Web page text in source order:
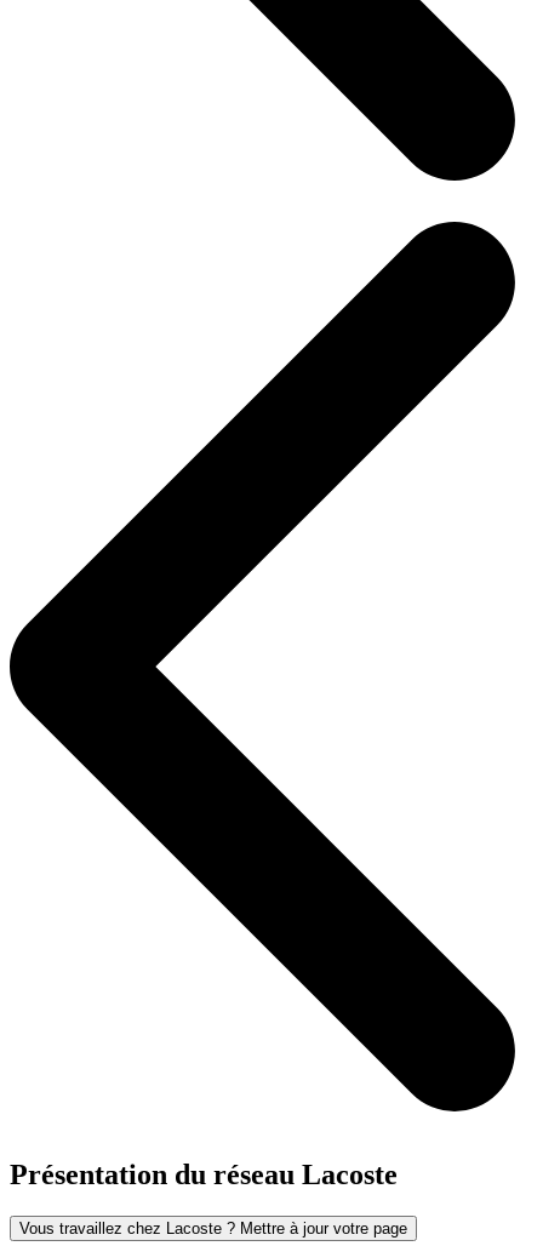
Présentation du réseau Lacoste
Vous travaillez chez Lacoste ? Mettre à jour votre page